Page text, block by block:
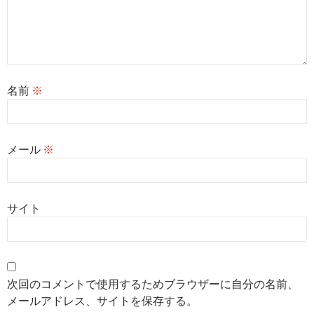
名前 ※
メール ※
サイト
次回のコメントで使用するためブラウザーに自分の名前、
メールアドレス、サイトを保存する。